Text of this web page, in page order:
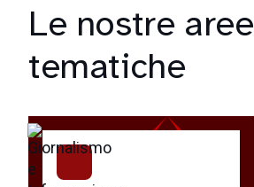
Le nostre aree
tematiche